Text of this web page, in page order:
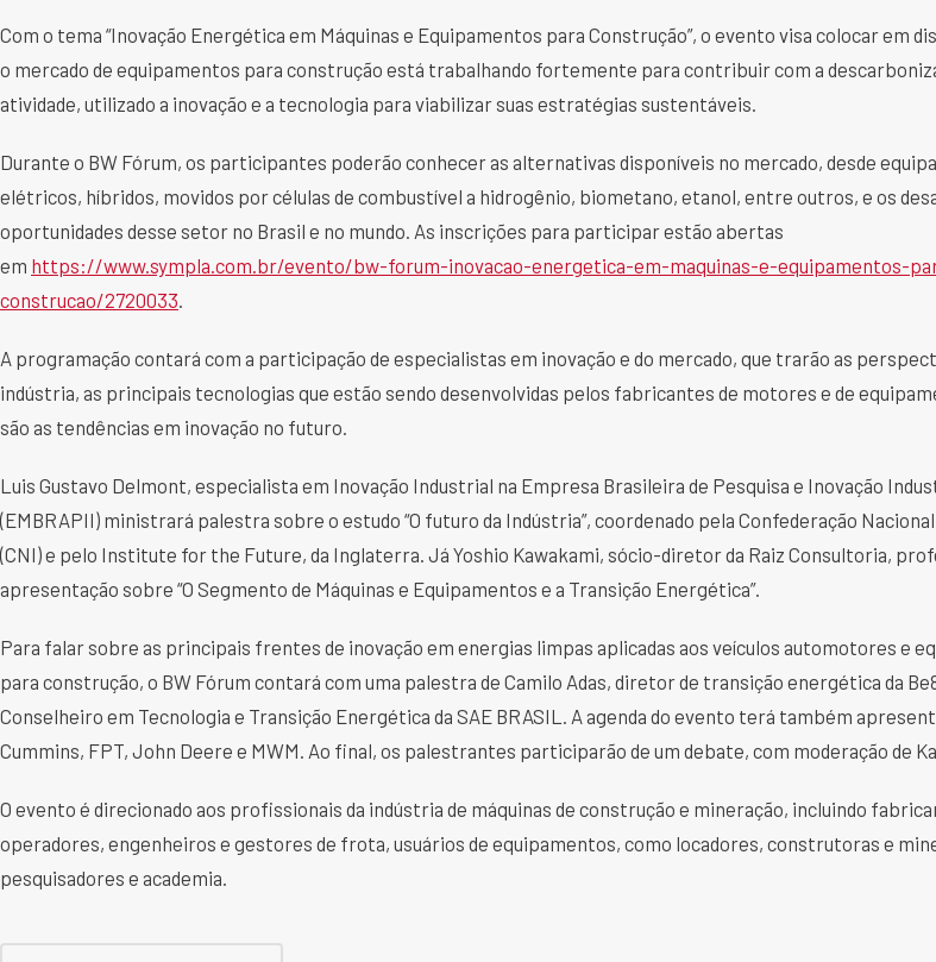
Com o tema “Inovação Energética em Máquinas e Equipamentos para Construção”, o evento visa colocar em
o mercado de equipamentos para construção está trabalhando fortemente para contribuir com a
atividade, utilizado a inovação e a tecnologia para viabilizar suas estratégias sustentáveis.
Durante o BW Fórum, os participantes poderão conhecer as alternativas disponíveis no mercado, desde
elétricos, híbridos, movidos por células de combustível a hidrogênio, biometano, etanol, entre outros, e os
oportunidades desse setor no Brasil e no mundo. As inscrições para participar estão abertas
em https://www.sympla.com.br/evento/bw-forum-inovacao-energetica-em-maquinas-e-equipamentos-
construcao/2720033
A programação contará com a participação de especialistas em inovação e do mercado, que trarão as
indústria, as principais tecnologias que estão sendo desenvolvidas pelos fabricantes de motores e de
são as tendências em inovação no futuro.
Luis Gustavo Delmont, especialista em Inovação Industrial na Empresa Brasileira de Pesquisa e Inovação
(EMBRAPII) ministrará palestra sobre o estudo “O futuro da Indústria”, coordenado pela Confederação
(CNI) e pelo Institute for the Future, da Inglaterra. Já Yoshio Kawakami, sócio-diretor da Raiz Consultoria,
apresentação sobre “O Segmento de Máquinas e Equipamentos e a Transição Energética”.
Para falar sobre as principais frentes de inovação em energias limpas aplicadas aos veículos automotores e
para construção, o BW Fórum contará com uma palestra de Camilo Adas, diretor de transição energética da
Conselheiro em Tecnologia e Transição Energética da SAE BRASIL. A agenda do evento terá também
Cummins, FPT, John Deere e MWM. Ao final, os palestrantes participarão de um debate, com moderação de
O evento é direcionado aos profissionais da indústria de máquinas de construção e mineração, incluindo
operadores, engenheiros e gestores de frota, usuários de equipamentos, como locadores, construtoras e
pesquisadores e academia.